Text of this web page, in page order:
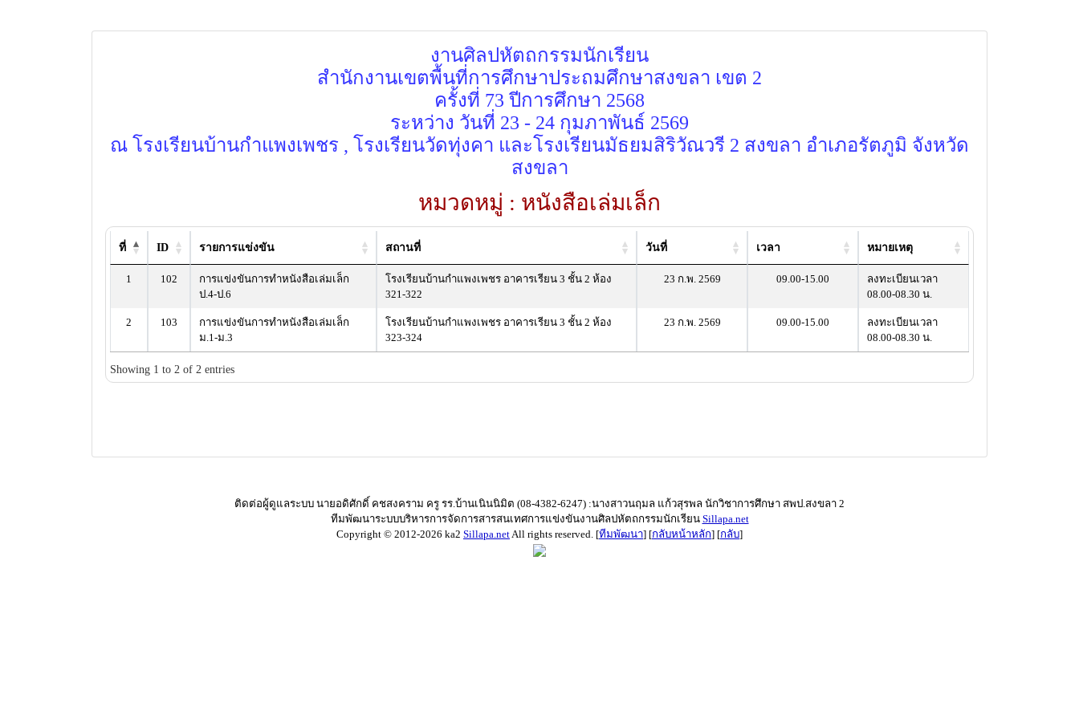
งานศิลปหัตถกรรมนักเรียน
สำนักงานเขตพื้นที่การศึกษาประถมศึกษาสงขลา เขต 2
ครั้งที่ 73 ปีการศึกษา 2568
ระหว่าง วันที่ 23 - 24 กุมภาพันธ์ 2569
ณ โรงเรียนบ้านกำแพงเพชร , โรงเรียนวัดทุ่งคา และโรงเรียนมัธยมสิริวัณวรี 2 สงขลา อำเภอรัตภูมิ จังหวัด
สงขลา
หมวดหมู่ : หนังสือเล่มเล็ก
ที่ ID รายการแข่งขัน สถานที่ วันที่ เวลา หมายเหตุ
1 102
การแข่งขันการทำหนังสือเล่มเล็ก
ป.4-ป.6
โรงเรียนบ้านกำแพงเพชร อาคารเรียน 3 ชั้น 2 ห้อง
321-322
23 ก.พ. 2569 09.00-15.00
ลงทะเบียนเวลา
08.00-08.30 น.
2 103
การแข่งขันการทำหนังสือเล่มเล็ก
ม.1-ม.3
โรงเรียนบ้านกำแพงเพชร อาคารเรียน 3 ชั้น 2 ห้อง
323-324
23 ก.พ. 2569 09.00-15.00
ลงทะเบียนเวลา
08.00-08.30 น.
Showing 1 to 2 of 2 entries
ติดต่อผู้ดูแลระบบ นายอดิศักดิ์ คชสงคราม ครู รร.บ้านเนินนิมิต (08-4382-6247) :นางสาวนฤมล แก้วสุรพล นักวิชาการศึกษา สพป.สงขลา 2
ทีมพัฒนาระบบบริหารการจัดการสารสนเทศการแข่งขันงานศิลปหัตถกรรมนักเรียน Sillapa.net
Copyright © 2012-2026 ka2 Sillapa.netAll rights reserved. [ทีมพัฒนา] [กลับหน้าหลัก] [กลับ]